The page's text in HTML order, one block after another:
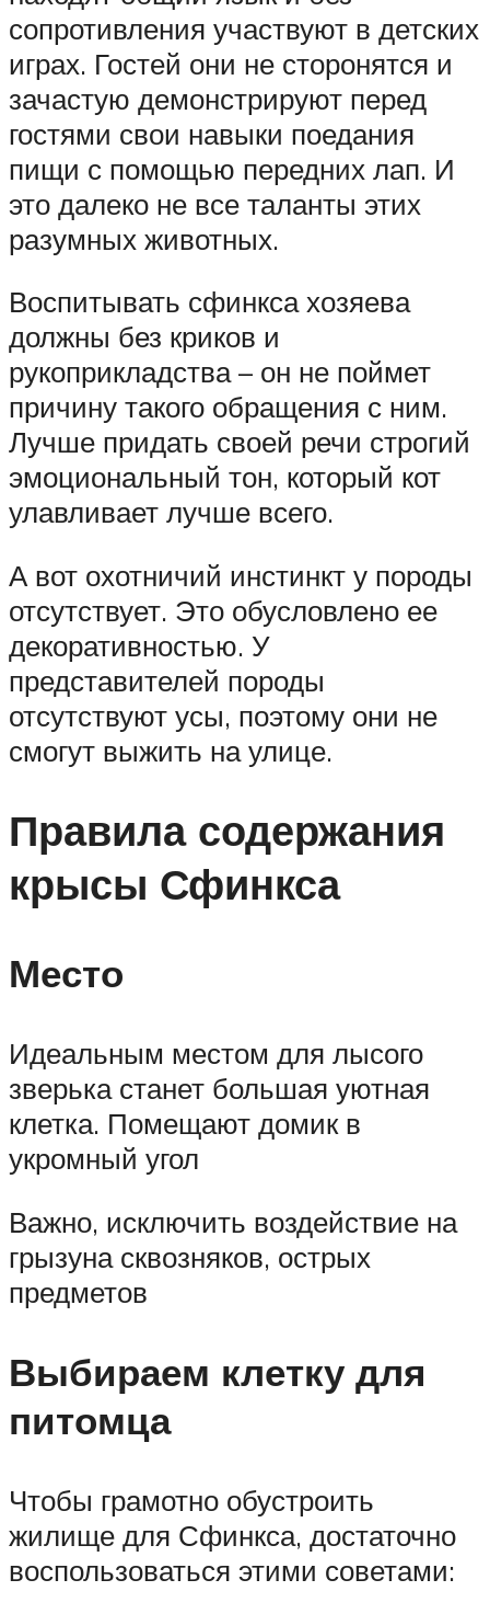
сопротивления участвуют в детских
играх. Гостей они не сторонятся и
зачастую демонстрируют перед
гостями свои навыки поедания
пищи с помощью передних лап. И
это далеко не все таланты этих
разумных животных.
Воспитывать сфинкса хозяева
должны без криков и
рукоприкладства – он не поймет
причину такого обращения с ним.
Лучше придать своей речи строгий
эмоциональный тон, который кот
улавливает лучше всего.
А вот охотничий инстинкт у породы
отсутствует. Это обусловлено ее
декоративностью. У
представителей породы
отсутствуют усы, поэтому они не
смогут выжить на улице.
Правила содержания
крысы Сфинкса
Место
Идеальным местом для лысого
зверька станет большая уютная
клетка. Помещают домик в
укромный угол
Важно, исключить воздействие на
грызуна сквозняков, острых
предметов
Выбираем клетку для
питомца
Чтобы грамотно обустроить
жилище для Сфинкса, достаточно
воспользоваться этими советами: